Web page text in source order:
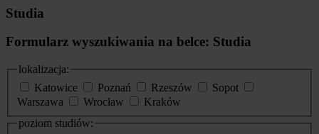
Studia
Formularz wyszukiwania na belce: Studia
lokalizacja:
Katowice
Poznań Rzeszów
Sopot
Warszawa
Wrocław
Kraków
poziom studiów: